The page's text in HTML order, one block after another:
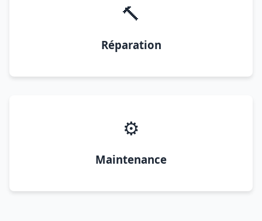
🔨
Réparation
⚙️
Maintenance